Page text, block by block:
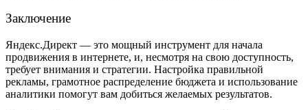
Заключение
Яндекс.Директ — это мощный инструмент для начала
продвижения в интернете, и, несмотря на свою доступность,
требует внимания и стратегии. Настройка правильной
рекламы, грамотное распределение бюджета и использование
аналитики помогут вам добиться желаемых результатов.